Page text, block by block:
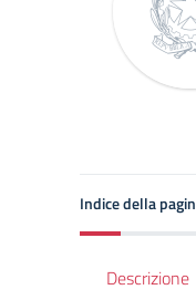
Indice della
Descrizione